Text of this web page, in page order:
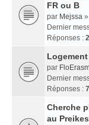
FR ou B
par Mejssa
Dernier
Réponses : 2
par
Dernier
Réponses : 7
Cherche
au